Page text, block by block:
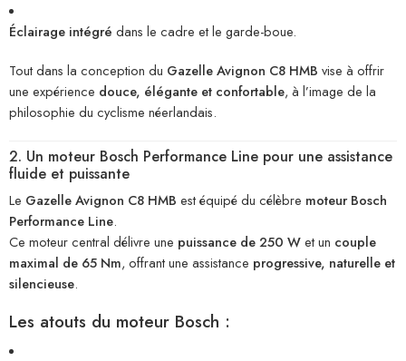
Éclairage intégré dans le cadre et le garde-boue.
Tout dans la conception du Gazelle Avignon C8 HMB vise à offrir
une expérience douce, élégante et confortable, à l’image de la
philosophie du cyclisme néerlandais.
2. Un moteur Bosch Performance Line pour une assistance
fluide et puissante
Le Gazelle Avignon C8 HMB est équipé du célèbre moteur Bosch
Performance Line.
Ce moteur central délivre une puissance de 250 Wet un couple
maximal de 65 Nm, offrant une assistance progressive, naturelle et
silencieuse.
Les atouts du moteur Bosch :